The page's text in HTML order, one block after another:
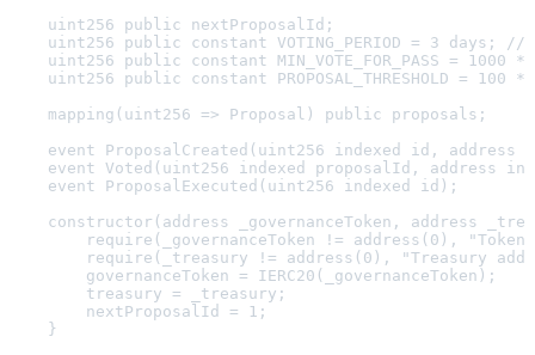
    uint256 public nextProposalId;
uint256 public constant VOTING_PERIOD = 3 days; //
uint256 public constant MIN_VOTE_FOR_PASS = 1000
uint256 public constant PROPOSAL_THRESHOLD = 100
    mapping(uint256 => Proposal) public proposals;
event ProposalCreated(uint256 indexed id, address
event Voted(uint256 indexed proposalId, address
    event ProposalExecuted(uint256 indexed id);
constructor(address _governanceToken, address
require(_governanceToken != address(0), "Token
require(_treasury != address(0), "Treasury
        governanceToken = IERC20(_governanceToken);
        treasury = _treasury;
        nextProposalId = 1;
    }